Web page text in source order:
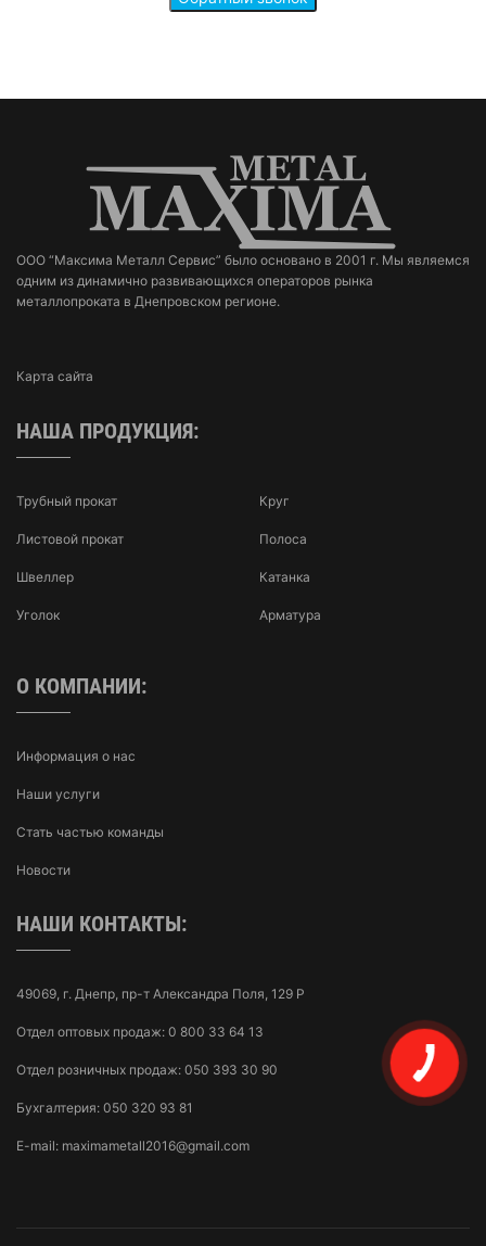
ООО “Максима Металл Сервис” было основано в 2001 г. Мы являемся
одним из динамично развивающихся операторов рынка
металлопроката в Днепровском регионе.
Карта сайта
НАША ПРОДУКЦИЯ:
Трубный прокат
Листовой прокат
Швеллер
Уголок
Круг
Полоса
Катанка
Арматура
О КОМПАНИИ:
Информация о нас
Наши услуги
Стать частью команды
Новости
НАШИ КОНТАКТЫ:
49069, г. Днепр, пр-т Александра Поля, 129 Р
Отдел оптовых продаж: 0 800 33 64 13
Отдел розничных продаж: 050 393 30 90
Бухгалтерия: 050 320 93 81
E-mail: maximametall2016@gmail.com